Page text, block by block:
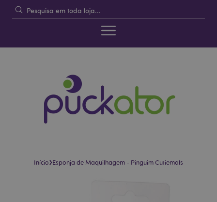
Início›Esponja de Maquilhagem - Pinguim Cutiemals